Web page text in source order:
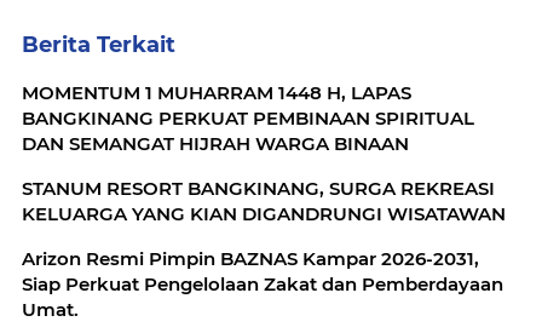
Berita Terkait
MOMENTUM 1 MUHARRAM 1448 H, LAPAS
BANGKINANG PERKUAT PEMBINAAN SPIRITUAL
DAN SEMANGAT HIJRAH WARGA BINAAN
STANUM RESORT BANGKINANG, SURGA REKREASI
KELUARGA YANG KIAN DIGANDRUNGI WISATAWAN
Arizon Resmi Pimpin BAZNAS Kampar 2026-2031,
Siap Perkuat Pengelolaan Zakat dan Pemberdayaan
Umat.